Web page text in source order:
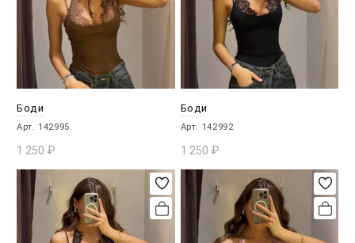
Боди
Арт. 142995
1 250 ₽
В КОРЗИНУ
Боди
Арт. 142992
1 250 ₽
В КОРЗИНУ